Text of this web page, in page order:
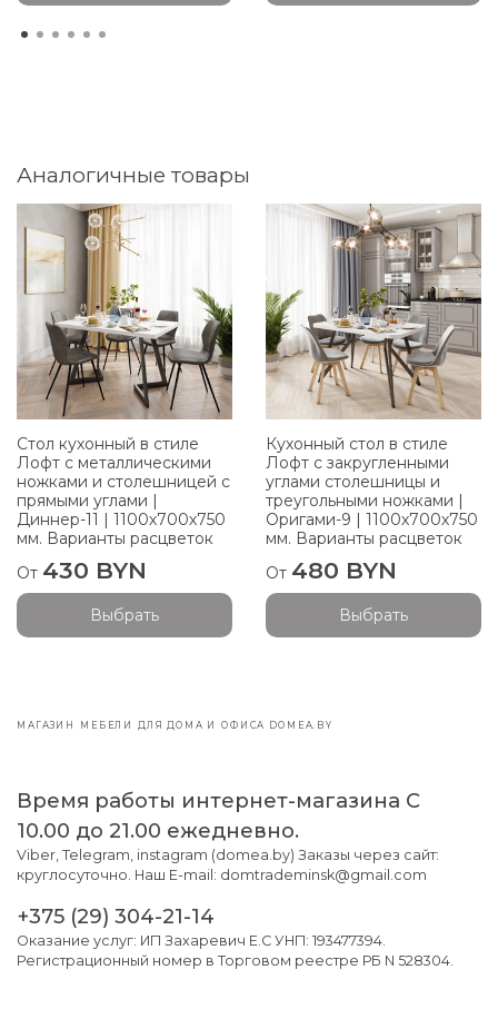
Аналогичные товары
Стол кухонный в стиле
Лофт с металлическими
ножками и столешницей с
прямыми углами |
Диннер-11 | 1100х700х750
мм. Варианты расцветок
От 430 BYN
Выбрать
Кухонный стол в стиле
Лофт с закругленными
углами столешницы и
треугольными ножками |
Оригами-9 | 1100х700х750
мм. Варианты расцветок
От 480 BYN
Выбрать
МАГАЗИН МЕБЕЛИ ДЛЯ ДОМА И ОФИСА DOMEA.BY
Время работы интернет-магазина С
10.00 до 21.00 ежедневно.
Viber, Telegram, instagram (domea.by) Заказы через сайт:
круглосуточно. Наш E-mail: domtrademinsk@gmail.com
+375 (29) 304-21-14
Оказание услуг: ИП Захаревич Е.С УНП: 193477394.
Регистрационный номер в Торговом реестре РБ N 528304.